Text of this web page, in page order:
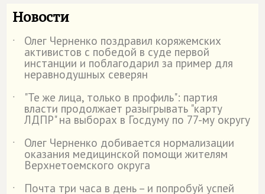
Новости
˙ Олег Черненко поздравил коряжемских
активистов с победой в суде первой
инстанции и поблагодарил за пример для
неравнодушных северян
˙
"Те же лица, только в профиль": партия
власти продолжает разыгрывать "карту
ЛДПР" на выборах в Госдуму по 77-му округу
˙
Олег Черненко добивается нормализации
оказания медицинской помощи жителям
Верхнетоемского округа
˙
Почта три часа в день – и попробуй успей